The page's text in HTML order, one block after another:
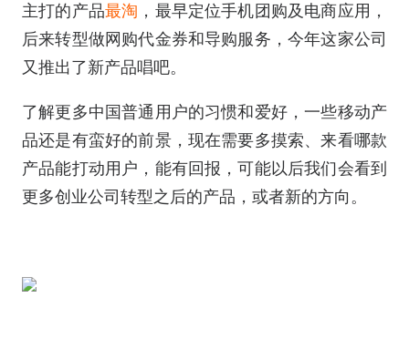
主打的产品最淘 ，最早定位手机团购及电商应用，
后来转型做网购代金券和导购服务，今年这家公司
又推出了新产品唱吧。
了解更多中国普通用户的习惯和爱好，一些移动产
品还是有蛮好的前景，现在需要多摸索、来看哪款
产品能打动用户，能有回报，可能以后我们会看到
更多创业公司转型之后的产品，或者新的方向。